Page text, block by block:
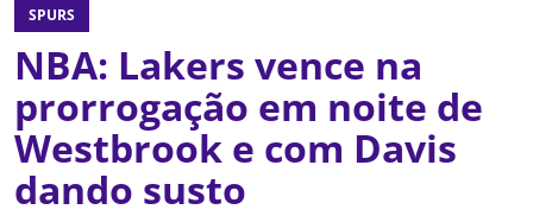
SPURS
NBA: Lakers vence na
prorrogação em noite de
Westbrook e com Davis
dando susto